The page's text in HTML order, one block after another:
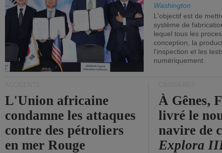
Washington
L'objectif est de
système de
lequel tous les
conception, la
l'inspection et les
numériquement.
L'Union africaine
condamne les attaques
contre des pétroliers
en mer Rouge
À Gênes,
livré le
navire de
Explora